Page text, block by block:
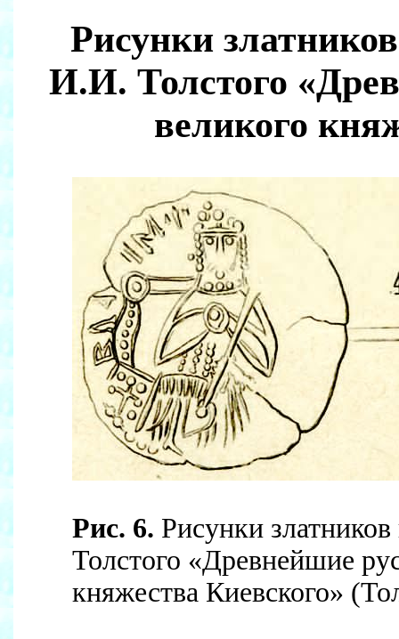
Рисунки
И.И. Толстого
великого
Рис. 6. Рисунки
Толстого «Древнейшие
княжества Киевского»